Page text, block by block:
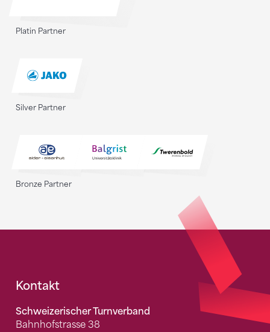
Platin Partner
Silver Partner
Bronze Partner
Fusszeile
Kontakt
Schweizerischer Turnverband
Bahnhofstrasse 38